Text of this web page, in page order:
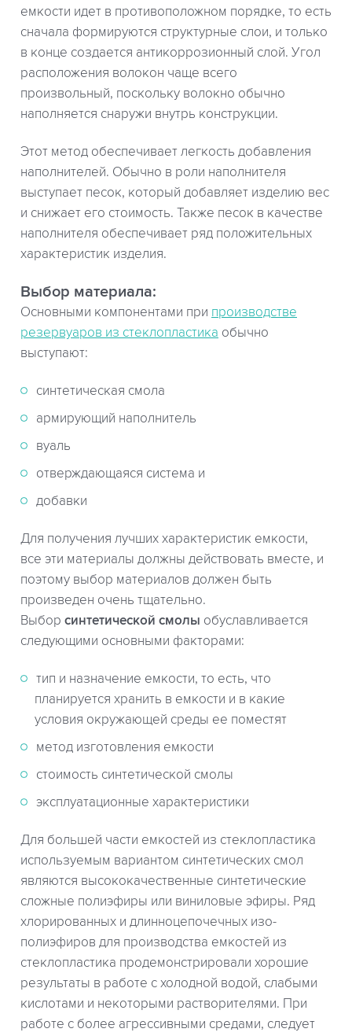
емкости идет в противоположном порядке, то есть
сначала формируются структурные слои, и только
в конце создается антикоррозионный слой. Угол
расположения волокон чаще всего
произвольный, поскольку волокно обычно
наполняется снаружи внутрь конструкции.
Этот метод обеспечивает легкость добавления
наполнителей. Обычно в роли наполнителя
выступает песок, который добавляет изделию вес
и снижает его стоимость. Также песок в качестве
наполнителя обеспечивает ряд положительных
характеристик изделия.
Выбор материала:
Основными компонентами при производстве
резервуаров из стеклопластика обычно
выступают:
синтетическая смола
армирующий наполнитель
вуаль
отверждающаяся система и
добавки
Для получения лучших характеристик емкости,
все эти материалы должны действовать вместе, и
поэтому выбор материалов должен быть
произведен очень тщательно.
Выбор синтетической смолы обуславливается
следующими основными факторами:
тип и назначение емкости, то есть, что
планируется хранить в емкости и в какие
условия окружающей среды ее поместят
метод изготовления емкости
стоимость синтетической смолы
эксплуатационные характеристики
Для большей части емкостей из стеклопластика
используемым вариантом синтетических смол
являются высококачественные синтетические
сложные полиэфиры или виниловые эфиры. Ряд
хлорированных и длинноцепочечных изо-
полиэфиров для производства емкостей из
стеклопластика продемонстрировали хорошие
результаты в работе с холодной водой, слабыми
кислотами и некоторыми растворителями. При
работе с более агрессивными средами, следует